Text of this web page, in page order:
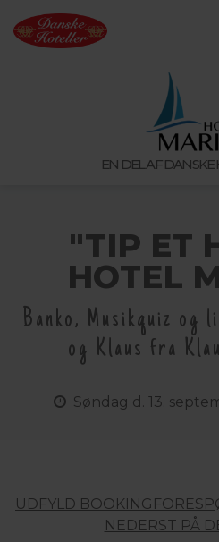
EN DEL AF DANSKE
"TIP ET
HOTEL
Banko, Musikquiz og
og Klaus fra
Søndag d. 13.
UDFYLD
NEDERST PÅ